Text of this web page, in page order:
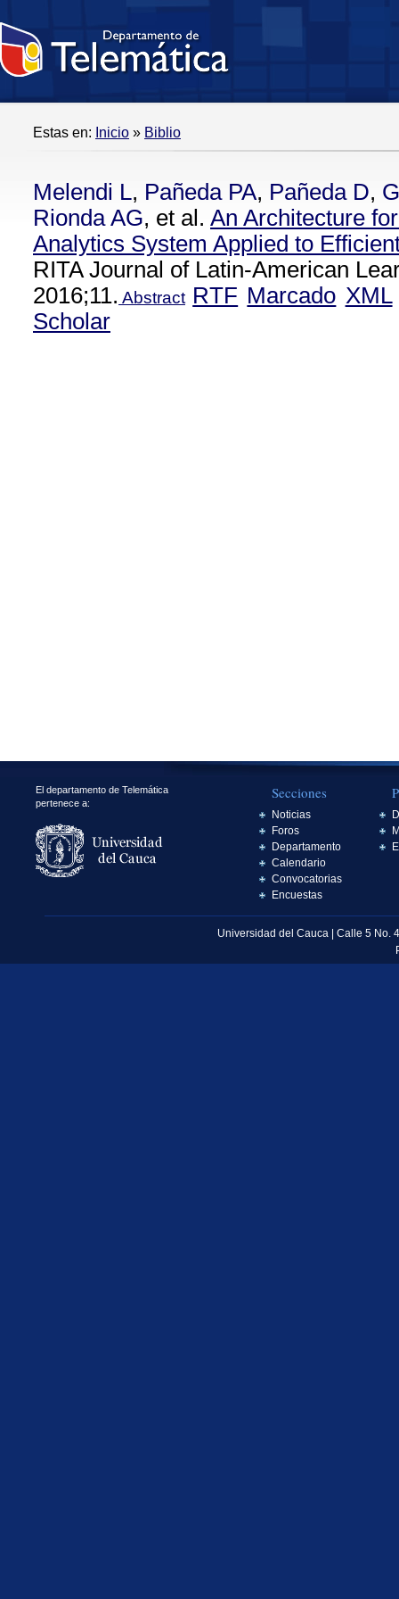
Estas en: Inicio » Biblio
Melendi L, Pañeda PA, Pañeda D,
Rionda AG, et al. An Architecture
Analytics System Applied to
RITA Journal of Latin-American
2016;11. Abstract RTF Marcado XML
Scholar
El departamento de Telemática
pertenece a:
Secciones
Noticias
Foros
Departamento
Calendario
Convocatorias
Encuestas
Universidad del Cauca | Calle 5 No.